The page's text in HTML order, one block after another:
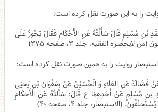
را به این صورت نقل کرده است:
بْنِ مُسْلِمٍ قَالَ سَأَلْتُهُ عَنِ الْأَحْكَامِ فَقَالَ يَجُوزُ عَلَى
لایحضره الفقیه، جلد ۳، صفحه ۳۷۵)
روایت را به همین صورت نقل کرده است:
فَضَالَةَ عَنِ الْعَلَاءِ وَ الْحُسَيْنُ عَنْ صَفْوَانَ بْنِ يَحْيَى
بْنِ مُسْلِمٍ عَنْ أَحَدِهِمَا ع قَالَ: سَأَلْتُهُ عَنِ الْأَحْكَامِ
(الاستبصار، جلد ۴، صفحه ۴۰)